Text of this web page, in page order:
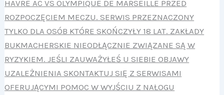
HAVRE AC VS OLYMPIQUE DE MARSEILLE PRZED
ROZPOCZĘCIEM MECZU. SERWIS PRZEZNACZONY
TYLKO DLA OSÓB KTÓRE SKOŃCZYŁY 18 LAT. ZAKŁADY
BUKMACHERSKIE NIEODŁĄCZNIE ZWIĄZANE SĄ W
RYZYKIEM. JEŚLI ZAUWAŻYŁEŚ U SIEBIE OBJAWY
UZALEŻNIENIA SKONTAKTUJ SIĘ Z SERWISAMI
OFERUJĄCYMI POMOC W WYJŚCIU Z NAŁOGU